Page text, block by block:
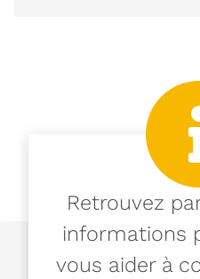
Retrouvez
informations
vous aider à